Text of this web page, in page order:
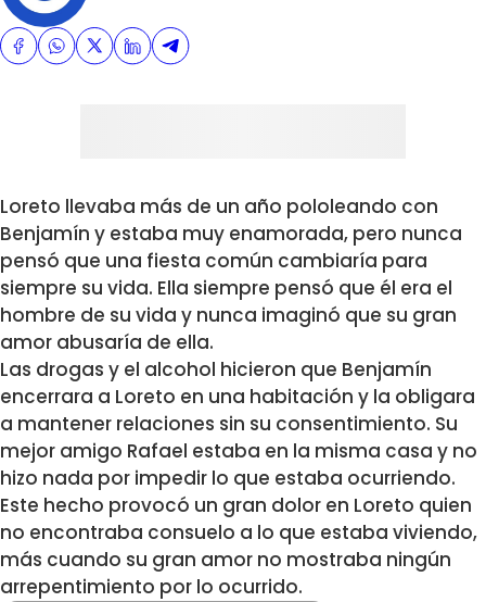
Loreto llevaba más de un año pololeando con
Benjamín y estaba muy enamorada, pero nunca
pensó que una fiesta común cambiaría para
siempre su vida. Ella siempre pensó que él era el
hombre de su vida y nunca imaginó que su gran
amor abusaría de ella.
Las drogas y el alcohol hicieron que Benjamín
encerrara a Loreto en una habitación y la obligara
a mantener relaciones sin su consentimiento. Su
mejor amigo Rafael estaba en la misma casa y no
hizo nada por impedir lo que estaba ocurriendo.
Este hecho provocó un gran dolor en Loreto quien
no encontraba consuelo a lo que estaba viviendo,
más cuando su gran amor no mostraba ningún
arrepentimiento por lo ocurrido.